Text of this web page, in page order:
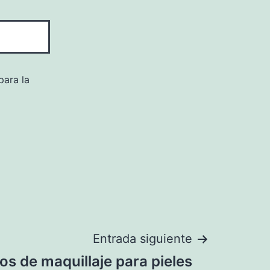
la
Entrada siguiente
de maquillaje para pieles